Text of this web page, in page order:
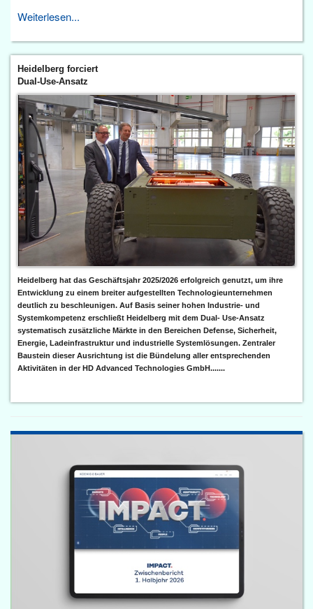
Weiterlesen...
Heidelberg forciert
Dual-Use-Ansatz
Heidelberg hat das Geschäftsjahr 2025/2026 erfolgreich genutzt, um ihre
Entwicklung zu einem breiter aufgestellten Technologieunternehmen
deutlich zu beschleunigen. Auf Basis seiner hohen Industrie- und
Systemkompetenz erschließt Heidelberg mit dem Dual- Use-Ansatz
systematisch zusätzliche Märkte in den Bereichen Defense, Sicherheit,
Energie, Ladeinfrastruktur und industrielle Systemlösungen. Zentraler
Baustein dieser Ausrichtung ist die Bündelung aller entsprechenden
Aktivitäten in der HD Advanced Technologies GmbH.......